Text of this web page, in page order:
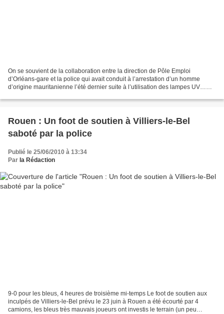
On se souvient de la collaboration entre la direction de Pôle Emploi
d’Orléans-gare et la police qui avait conduit à l’arrestation d’un homme
d’origine mauritanienne l’été dernier suite à l’utilisation des lampes UV…
Rouen : Un foot de soutien à Villiers-le-Bel
saboté par la police
Publié le 25/06/2010 à 13:34
Par la Rédaction
9-0 pour les bleus, 4 heures de troisième mi-temps Le foot de soutien aux
inculpés de Villiers-le-Bel prévu le 23 juin à Rouen a été écourté par 4
camions, les bleus très mauvais joueurs ont investis le terrain (un peu